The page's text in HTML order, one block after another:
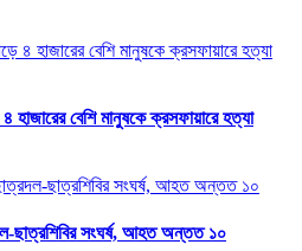
বেশি মানুষকে ক্রসফায়ারে হত্যা
ছাত্রশিবির সংঘর্ষ, আহত অন্তত ১০